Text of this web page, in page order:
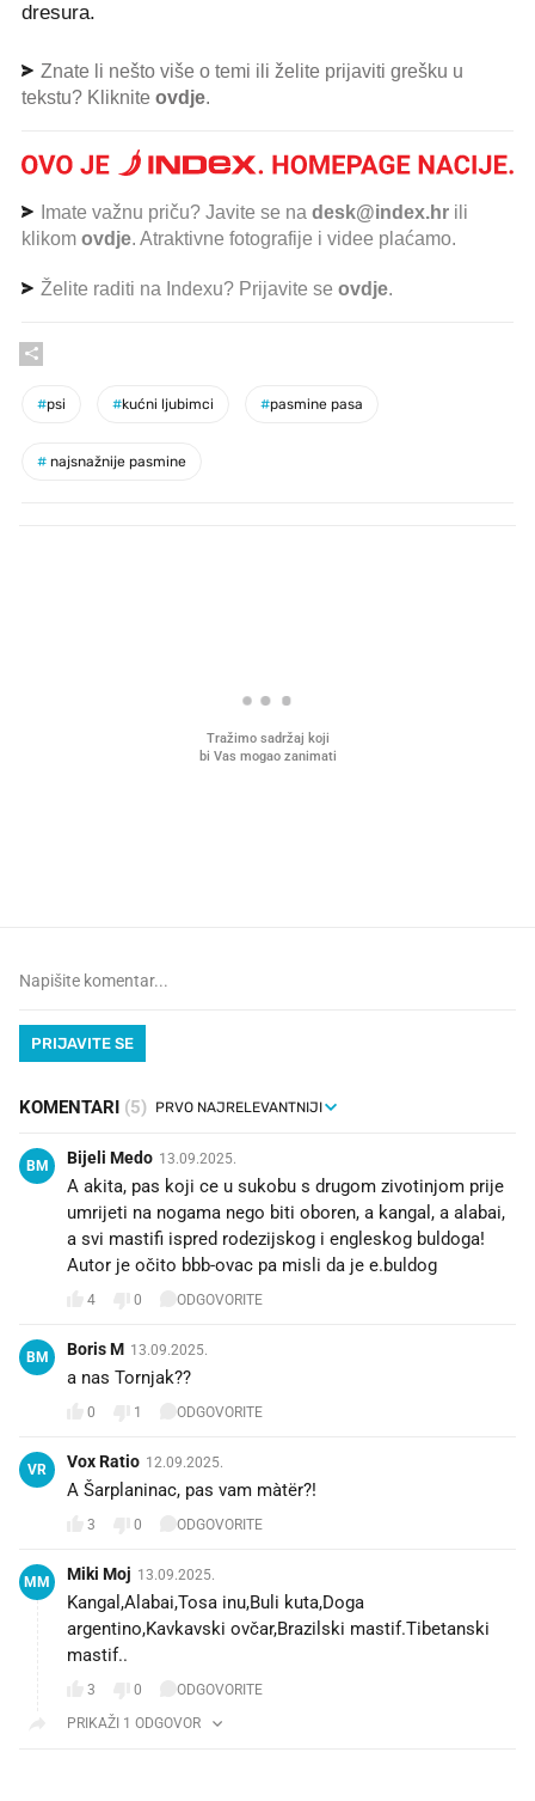
dresura.
Znate li nešto više o temi ili želite prijaviti grešku u
tekstu? Kliknite ovdje.
Imate važnu priču? Javite se na desk@index.hr ili
klikom ovdje. Atraktivne fotografije i videe plaćamo.
Želite raditi na Indexu? Prijavite se ovdje.
#psi #kućni ljubimci #pasmine pasa
# najsnažnije pasmine
PRIJAVITE SE
KOMENTARI (5)
BM Bijeli Medo 13.09.2025.
A akita, pas koji ce u sukobu s drugom zivotinjom prije
umrijeti na nogama nego biti oboren, a kangal, a alabai,
a svi mastifi ispred rodezijskog i engleskog buldoga!
Autor je očito bbb-ovac pa misli da je e.buldog
4 0 ODGOVORITE
BM Boris M 13.09.2025.
a nas Tornjak??
0 1 ODGOVORITE
VR Vox Ratio 12.09.2025.
A Šarplaninac, pas vam màtër?!
3 0 ODGOVORITE
MM Miki Moj 13.09.2025.
Kangal,Alabai,Tosa inu,Buli kuta,Doga
argentino,Kavkavski ovčar,Brazilski mastif.Tibetanski
mastif..
3 0
ODGOVORITE
PRIKAŽI 1 ODGOVOR